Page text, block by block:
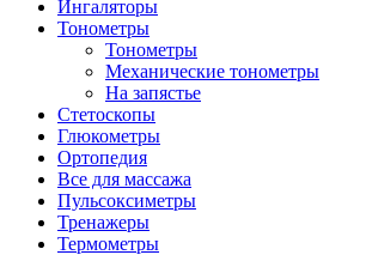
Ингаляторы
Тонометры
Тонометры
Механические тонометры
На запястье
Стетоскопы
Глюкометры
Ортопедия
Все для массажа
Пульсоксиметры
Тренажеры
Термометры